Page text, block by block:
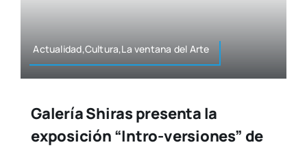
Actualidad,Cultura,La ven­ta­na del Arte
Galería Shiras presenta la
exposición “Intro-versiones” de